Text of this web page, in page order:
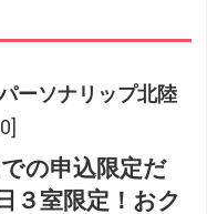
ーソナリップ北陸
での申込限定だ
３室限定！おク